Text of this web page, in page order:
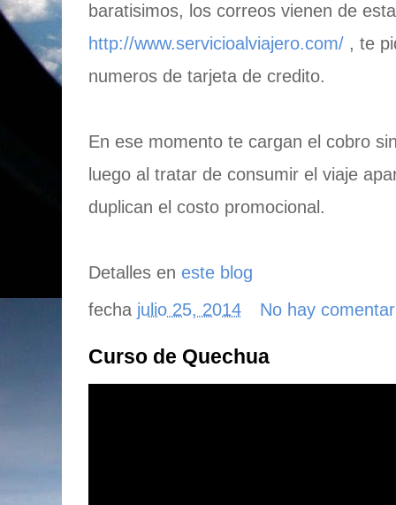
baratisimos, los correos vienen de
http://www.servicioalviajero.com/ , te
numeros de tarjeta de credito.
En ese momento te cargan el cobro
luego al tratar de consumir el viaje
duplican el costo promocional.
Detalles en este blog
fecha julio 25, 2014 No hay
Curso de Quechua